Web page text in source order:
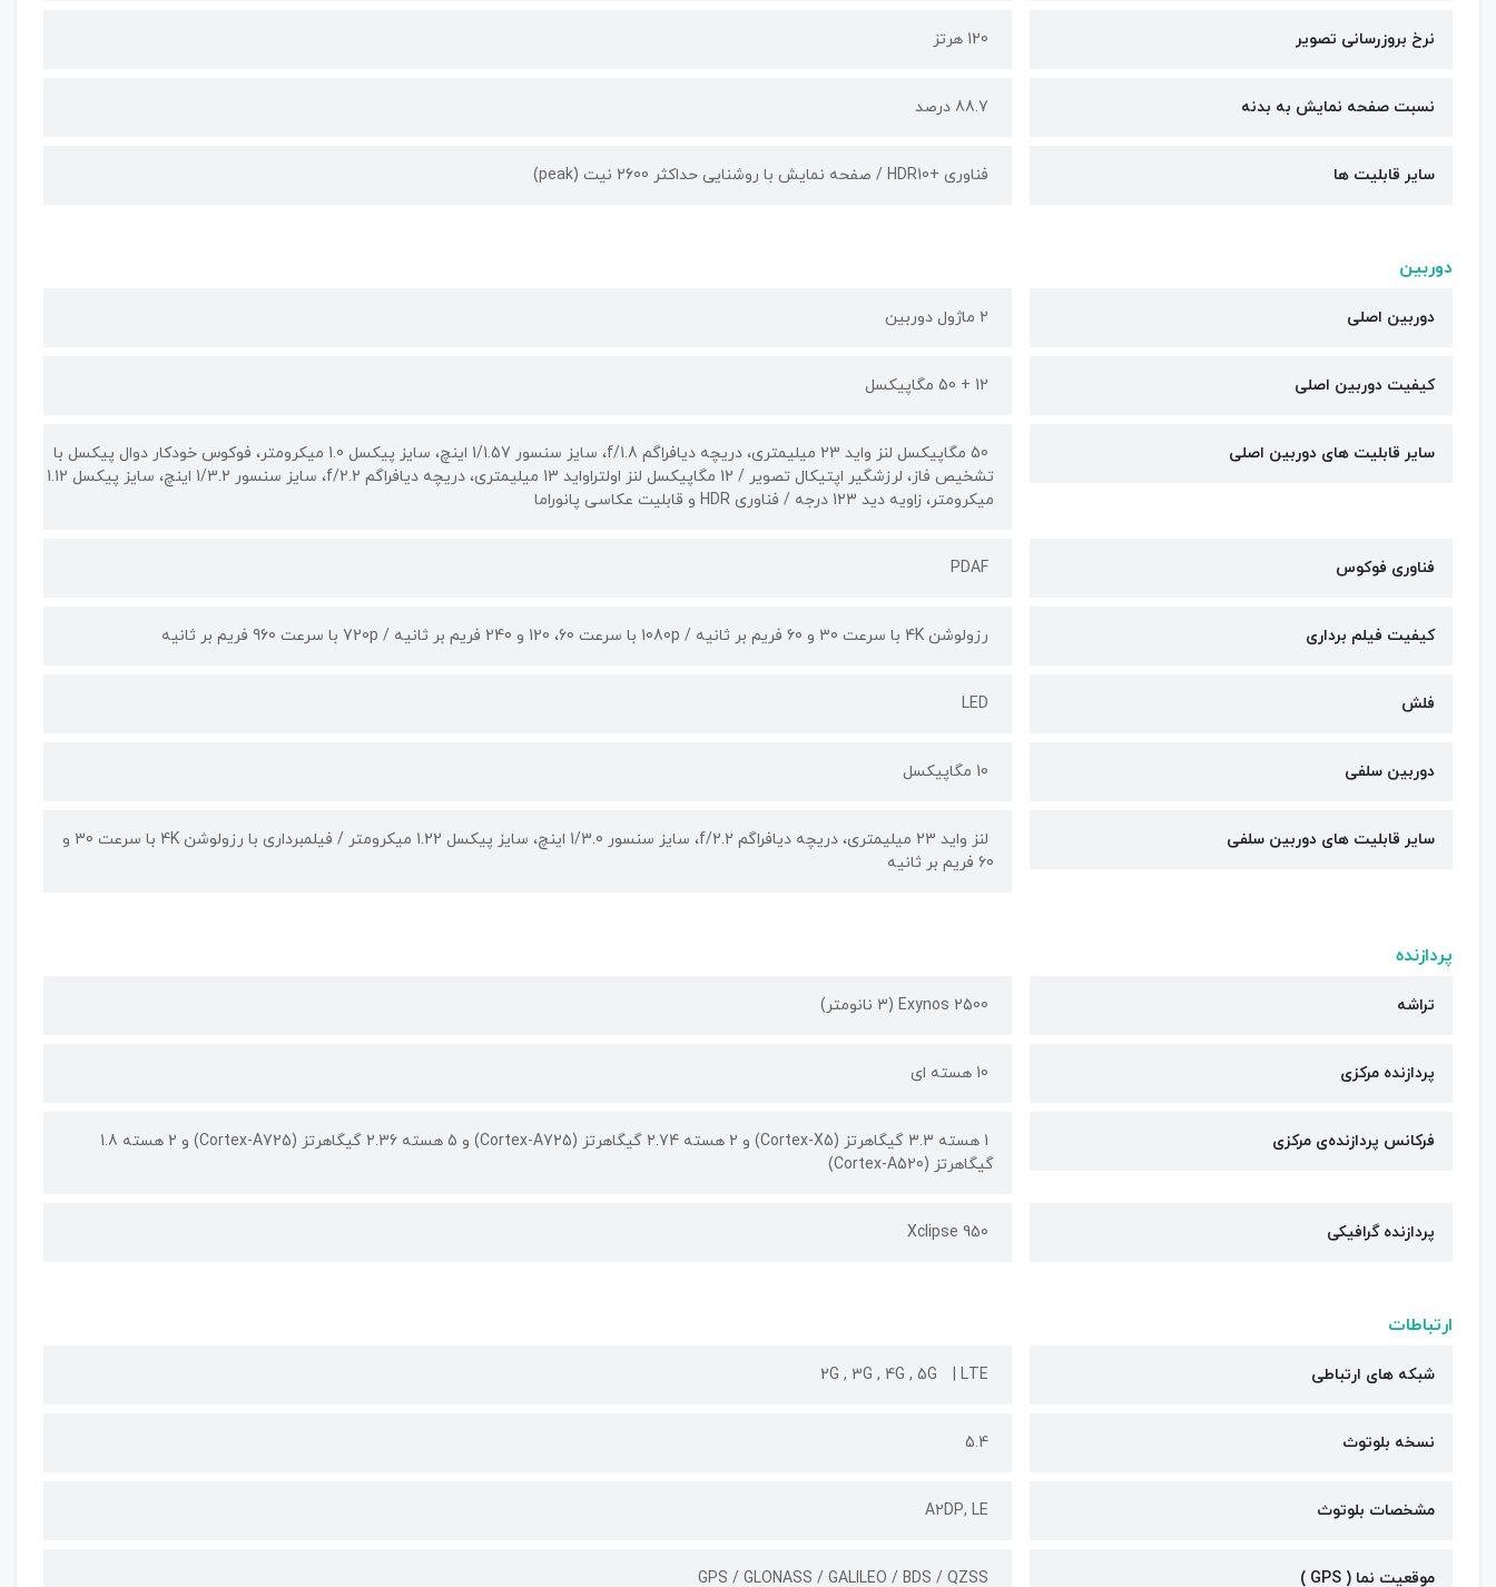
نرخ بروزرسانی تصویر 120 هرتز
نسبت صفحه نمایش به بدنه 88.7 درصد
سایر قابلیت ها فناوری +HDR10 / صفحه نمایش با روشنایی حداکثر 2600 نیت (peak)
دوربین
دوربین اصلی 2 ماژول دوربین
کیفیت دوربین‌ اصلی 12 + 50 مگاپیکسل
سایر قابلیت های دوربین اصلی
50 مگاپیکسل لنز واید 23 میلیمتری، دریچه دیافراگم f/1.8، سایز سنسور 1/1.57 اینچ، سایز پیکسل 1.0 میکرومتر، فوکوس خودکار دوال پیکسل با
تشخیص فاز، لرزشگیر اپتیکال تصویر / 12 مگاپیکسل لنز اولتراواید 13 میلیمتری، دریچه دیافراگم f/2.2، سایز سنسور 1/3.2 اینچ، سایز پیکسل 1.12
میکرومتر، زاویه دید 123 درجه / فناوری HDR و قابلیت عکاسی پانوراما
فناوری فوکوس PDAF
کیفیت فیلم برداری رزولوشن 4K با سرعت 30 و 60 فریم بر ثانیه / 1080p با سرعت 60، 120 و 240 فریم بر ثانیه / 720p با سرعت 960 فریم بر ثانیه
فلش LED
دوربین سلفی 10 مگاپیکسل
سایر قابلیت های دوربین سلفی
لنز واید 23 میلیمتری، دریچه دیافراگم f/2.2، سایز سنسور 1/3.0 اینچ، سایز پیکسل 1.22 میکرومتر / فیلمبرداری با رزولوشن 4K با سرعت 30 و
60 فریم بر ثانیه
پردازنده
تراشه Exynos 2500 (3 نانومتر)
پردازنده مرکزی 10 هسته ای
فرکانس پردازنده‌ی مرکزی
1 هسته 3.3 گیگاهرتز (Cortex-X5) و 2 هسته 2.74 گیگاهرتز (Cortex-A725) و 5 هسته 2.36 گیگاهرتز (Cortex-A725) و 2 هسته 1.8
گیگاهرتز (Cortex-A520)
پردازنده گرافیکی Xclipse 950
ارتباطات
شبکه های ارتباطی 2G , 3G , 4G , 5G LTE
نسخه بلوتوث 5.4
مشخصات بلوتوث A۲DP, LE
موقعیت نما ( GPS ) GPS / GLONASS / GALILEO / BDS / QZSS